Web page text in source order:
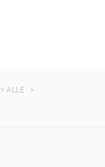
> ALLE >